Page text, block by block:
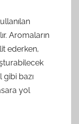
Aromaların
ederken,
bazı
yol